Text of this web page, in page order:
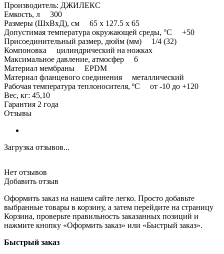
Производитель: ДЖИЛЕКС
Емкость, л 300
Размеры (ШхВхД), см 65 х 127.5 х 65
Допустимая температура окружающей среды, °C +50
Присоединительный размер, дюйм (мм) 1/4 (32)
Компоновка цилиндрический на ножках
Максимальное давление, атмосфер 6
Материал мембраны EPDM
Материал фланцевого соединения металлический
Рабочая температура теплоносителя, ºC от -10 до +120
Вес, кг: 45,10
Гарантия 2 года
Отзывы
Загрузка отзывов...
Нет отзывов
Добавить отзыв
Оформить заказ на нашем сайте легко. Просто добавьте
выбранные товары в корзину, а затем перейдите на страницу
Корзина, проверьте правильность заказанных позиций и
нажмите кнопку «Оформить заказ» или «Быстрый заказ».
Быстрый заказ